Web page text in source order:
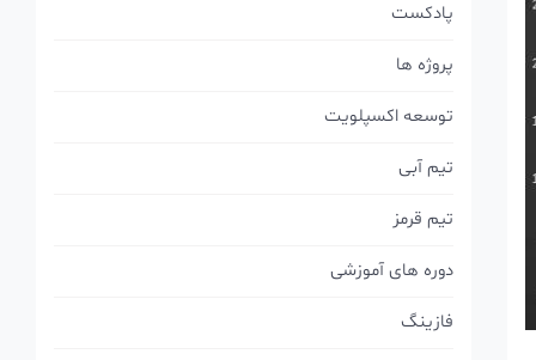
پادکست
پروژه ها
توسعه اکسپلویت
تیم آبی
تیم قرمز
دوره های آموزشی
فازینگ